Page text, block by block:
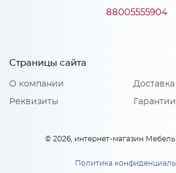
88005555904
Страницы сайта
О компании
Реквизиты Гарантии
© 2026, интернет-магазин
Политика